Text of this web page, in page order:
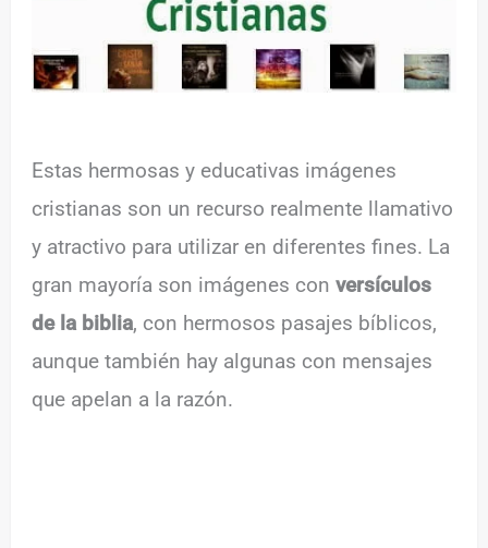
Estas hermosas y educativas imágenes
cristianas son un recurso realmente llamativo
y atractivo para utilizar en diferentes fines. La
gran mayoría son imágenes conversículos
de la biblia, con hermosos pasajes bíblicos,
aunque también hay algunas con mensajes
que apelan a la razón.